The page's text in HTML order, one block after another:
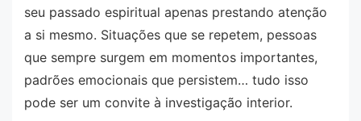
seu passado espiritual apenas prestando atenção
a si mesmo. Situações que se repetem, pessoas
que sempre surgem em momentos importantes,
padrões emocionais que persistem… tudo isso
pode ser um convite à investigação interior.